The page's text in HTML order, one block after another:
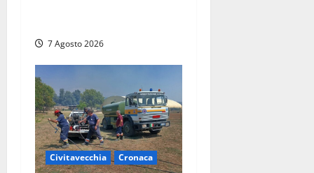
7 Agosto 2026
Civitavecchia Cronaca